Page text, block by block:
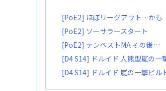
[PoE2] ほぼリーグアウト…かも
[PoE2] ソーサラースタート
[PoE2] テンペストMA その後…
[D4 S14] ドルイド 人熊型嵐の一
[D4 S14] ドルイド 嵐の一撃ビル